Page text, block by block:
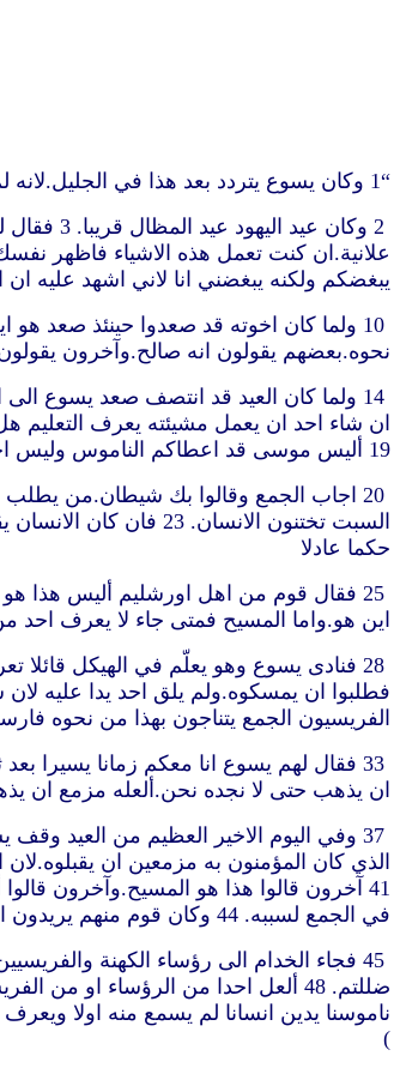
“1 وكان يسوع يتردد بعد هذا في الجليل.لانه لم يرد ان يتردد في اليهودية لان اليهود كانوا يطلبون ان يقتلوه
يبغضكم ولكنه يبغضني انا لاني اشهد عليه ان اعماله شريرة. 8 اصعدوا انتم الى هذا العيد.انا لست اصعد بعد الى هذا العيد لان
نحوه.بعضهم يقولون انه صالح.وآخرون يقولون لا بل يضل الشعب. 13 ولكن لم يكن احد
19 أليس موسى قد اعطاكم الناموس وليس احد منكم يعمل الناموس.لماذا تطلبون ان تقتلوني
حكما عادلا
اين هو.واما المسيح فمتى جاء لا يعرف احد
الفريسيون الجمع يتناجون بهذا من نحوه
ان يذهب حتى لا نجده نحن.ألعله مزمع ان يذهب الى شتات اليونانيين ويعلّم اليونانيين. 36
في الجمع لسببه. 44 وكان قوم منهم يريدون ان يمسكوه ولكن لم يلق احد عليه الايادي
ناموسنا يدين انسانا لم يسمع منه اولا ويعرف ماذا فعل. 52 اجابوا وقالوا له ألعلك انت ايضا من الجليل.فتّش وانظر.انه لم يقم نبي من الجليل. 53
)